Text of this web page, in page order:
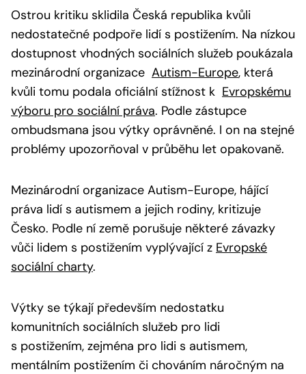
Ostrou kritiku sklidila Česká republika kvůli
nedostatečné podpoře lidí s postižením. Na nízkou
dostupnost vhodných sociálních služeb poukázala
mezinárodní organizace Autism-Europe, která
kvůli tomu podala oficiální stížnost k Evropskému
výboru pro sociální práva. Podle zástupce
ombudsmana jsou výtky oprávněné. I on na stejné
problémy upozorňoval v průběhu let opakovaně.
Mezinárodní organizace Autism-Europe, hájící
práva lidí s autismem a jejich rodiny, kritizuje
Česko. Podle ní země porušuje některé závazky
vůči lidem s postižením vyplývající z Evropské
sociální charty.
Výtky se týkají především nedostatku
komunitních sociálních služeb pro lidi
s postižením, zejména pro lidi s autismem,
mentálním postižením či chováním náročným na